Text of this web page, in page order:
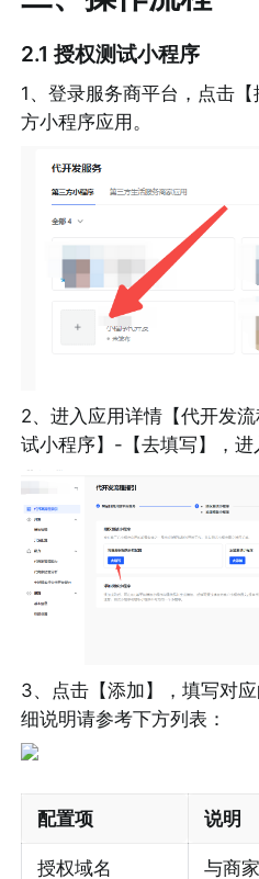
2.1 授权测试小程序
1、登录服务商平台，点击
方小程序应用。
2、进入应用详情【代开发
试小程序】-【去填写】，进
3、点击【添加】，填写对
细说明请参考下方列表：
配置项 说明
授权域名 与商